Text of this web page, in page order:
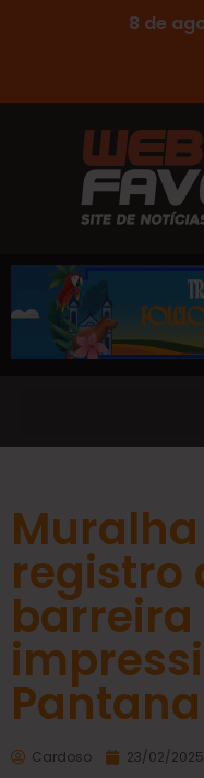
8 de
registro
barreira
Cardoso 23/02/2025